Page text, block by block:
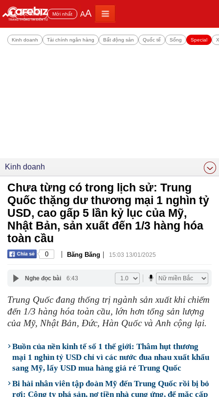
Đọc nhiều Mới nhất AA
Kinh doanh Tài chính ngân hàng Bất động sản Quốc tế Sống Special
Kinh doanh
Chưa từng có trong lịch sử: Trung
Quốc thặng dư thương mại 1 nghìn tỷ
USD, cao gấp 5 lần kỷ lục của Mỹ,
Nhật Bản, sản xuất đến 1/3 hàng hóa
toàn cầu
0 | Băng Băng | 15:03 13/01/2025
Nghe đọc bài 6:43
Trung Quốc đang thống trị ngành sản xuất khi chiếm
đến 1/3 hàng hóa toàn cầu, lớn hơn tổng sản lượng
của Mỹ, Nhật Bản, Đức, Hàn Quốc và Anh cộng lại.
Buồn của nền kinh tế số 1 thế giới: Thâm hụt thương
mại 1 nghìn tỷ USD chỉ vì các nước đua nhau xuất khẩu
sang Mỹ, lấy USD mua hàng giá rẻ Trung Quốc
Bi hài nhân viên tập đoàn Mỹ đến Trung Quốc rồi bị bỏ
rơi: Công ty phá sản, nợ tiền nhà cung ứng, để mặc cấp